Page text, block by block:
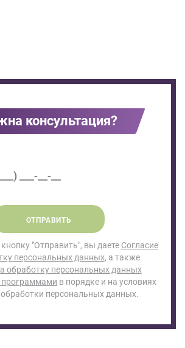
консультация?
ОТПРАВИТЬ
"Отправить", вы даете Согласие
персональных данных, а также
обработку персональных данных
программами в порядке и на условиях
персональных данных.